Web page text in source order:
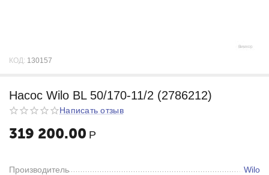
КОД: 130157
Насос Wilo BL 50/170-11/2 (2786212)
Написать отзыв
319 200.00 Р
Производитель Wilo